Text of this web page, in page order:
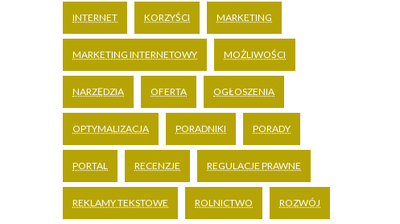
INTERNET KORZYŚCI MARKETING
MARKETING INTERNETOWY MOŻLIWOŚCI
NARZĘDZIA OFERTA OGŁOSZENIA
OPTYMALIZACJA PORADNIKI PORADY
PORTAL RECENZJE REGULACJE PRAWNE
REKLAMY TEKSTOWE ROLNICTWO ROZWÓJ